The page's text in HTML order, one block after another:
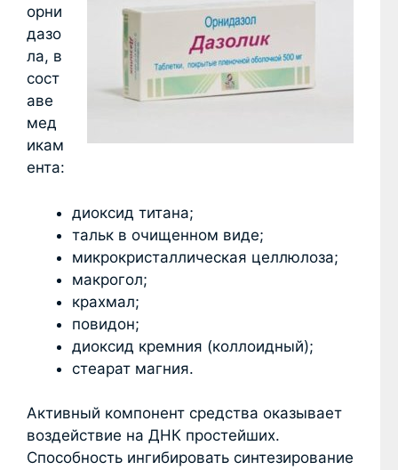
орни
дазо
ла, в
сост
аве
мед
икам
ента:
диоксид титана;
тальк в очищенном виде;
микрокристаллическая целлюлоза;
макрогол;
крахмал;
повидон;
диоксид кремния (коллоидный);
стеарат магния.
Активный компонент средства оказывает
воздействие на ДНК простейших.
Способность ингибировать синтезирование